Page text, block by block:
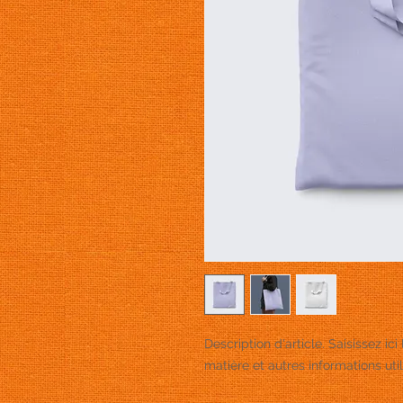
Description d'article. Saisissez
matière et autres informations